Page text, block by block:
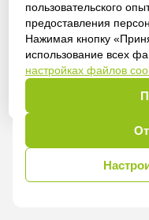
пользовательского
предоставления
Нажимая кнопку
использование всех
настройках файлов